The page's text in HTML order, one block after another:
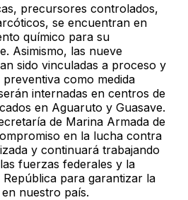
precursores controlados,
se encuentran en
químico para su
Asimismo, las nueve
sido vinculadas a proceso y
como medida
internadas en centros de
en Aguaruto y Guasave.
de Marina Armada de
en la lucha contra
y continuará trabajando
fuerzas federales y la
República para garantizar la
nuestro país.